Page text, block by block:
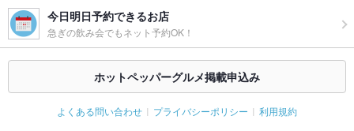
今日明日予約できるお店
急ぎの飲み会でもネット予約OK！
ホットペッパーグルメ掲載申込み
よくある問い合わせ プライバシーポリシー 利用規約